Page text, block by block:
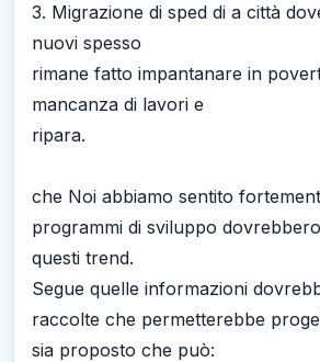
3. Migrazione di sped di a città
nuovi spesso
rimane fatto impantanare in
mancanza di lavori e
ripara.
che Noi abbiamo sentito
programmi di sviluppo
questi trend.
Segue quelle informazioni
raccolte che permetterebbe
sia proposto che può: